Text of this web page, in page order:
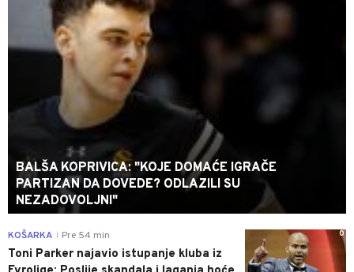
BALŠA KOPRIVICA: "KOJE DOMAĆE IGRAČE
PARTIZAN DA DOVEDE? ODLAZILI SU
NEZADOVOLJNI"
0
KOŠARKA Pre 54 min
Toni Parker najavio istupanje kluba iz